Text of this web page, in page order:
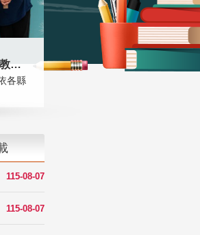
迎接115學年度新進教師加入教育現
各縣
115-08-07
115-08-07